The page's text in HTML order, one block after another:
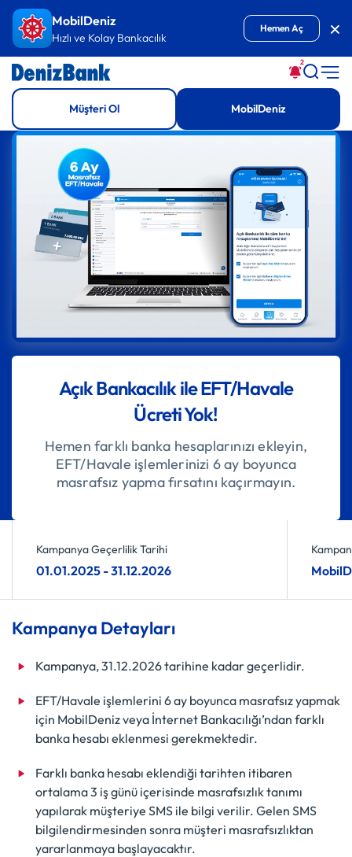
İçeriğe GitMobilDeniz
Hızlı ve Kolay Bankacılık
Hemen Aç
2
Müşteri Ol MobilDeniz
Açık Bankacılık ile EFT/Havale
Ücreti Yok!
Hemen farklı banka hesaplarınızı ekleyin,
EFT/Havale işlemlerinizi 6 ay boyunca
masrafsız yapma fırsatını kaçırmayın.
Kampanya Geçerlilik Tarihi
01.01.2025 - 31.12.2026
Kampanya Detayları
Kampanya, 31.12.2026 tarihine kadar geçerlidir.
EFT/Havale işlemlerini 6 ay boyunca masrafsız yapmak
için MobilDeniz veya İnternet Bankacılığı’ndan farklı
banka hesabı eklenmesi gerekmektedir.
Farklı banka hesabı eklendiği tarihten itibaren
ortalama 3 iş günü içerisinde masrafsızlık tanımı
yapılarak müşteriye SMS ile bilgi verilir. Gelen SMS
bilgilendirmesinden sonra müşteri masrafsızlıktan
yararlanmaya başlayacaktır.